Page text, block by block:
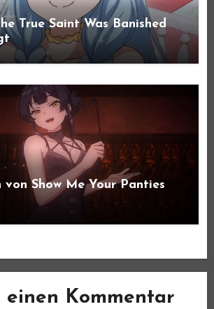
True Saint Was Banished
von Show Me Your Panties
einen Kommentar